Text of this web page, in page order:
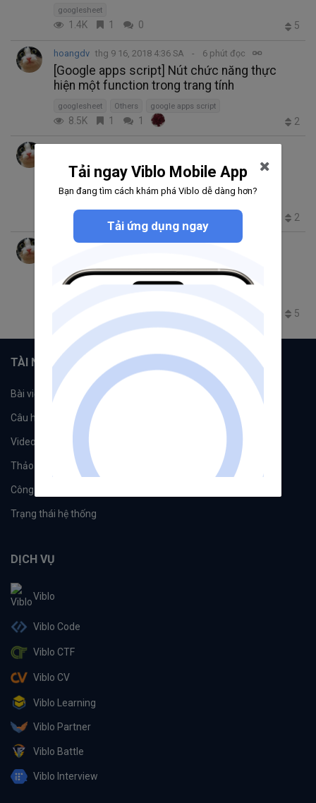
googlesheet
1.4K 1 0 5
hoangdv thg 9 16, 2018 4:36 SA 6 phút đọc
[Google apps script] Nút chức năng thực
hiện một function trong trang tính
googlesheet Others google apps script
8.5K 1 1 2
[Google apps script] Gửi email từ Google
Spreadsheet - Healthcheck services
2.3K 2
hoangdv thg 7 23, 2018 6:36 SA 6 phút đọc
tiết trong google sheet
1 5
TÀI NGUYÊN
Bài viết
Câu hỏi
Videos
Thảo luận Đề xuất hệ thống
Công cụ
Trạng thái hệ thống
DỊCH VỤ
Viblo
Viblo Code
Viblo CTF
Viblo CV
Viblo Learning
Viblo Partner
Viblo Battle
Viblo Interview
Tải ngay Viblo Mobile App
Bạn đang tìm cách khám phá Viblo dễ dàng hơn?
Tải ứng dụng ngay